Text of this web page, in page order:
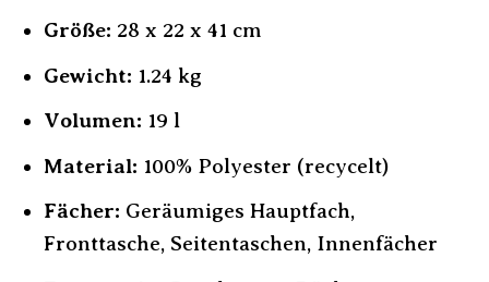
Größe: 28 x 22 x 41 cm
Gewicht: 1.24 kg
Volumen: 19 l
Material: 100% Polyester (recycelt)
Fächer: Geräumiges Hauptfach,
Fronttasche, Seitentaschen, Innenfächer